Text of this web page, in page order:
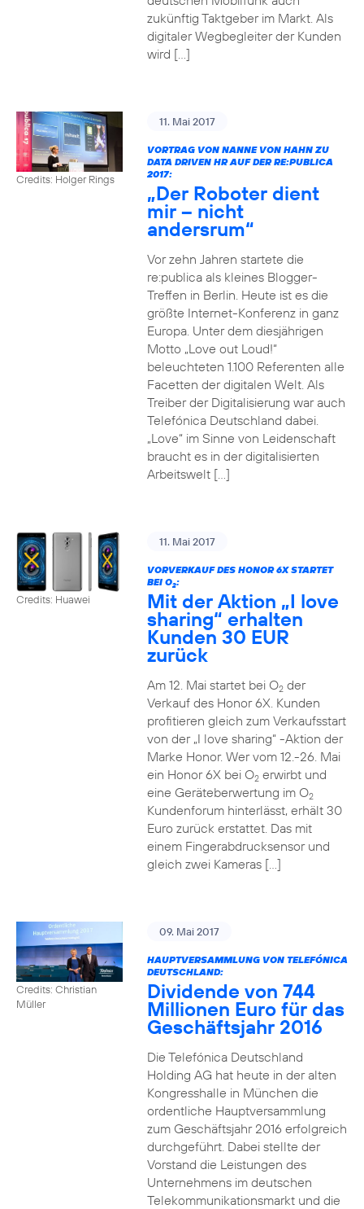
zukünftig Taktgeber im Markt. Als
digitaler Wegbegleiter der Kunden
wird […]
Credits: Holger Rings
11. Mai 2017
VORTRAG VON NANNE VON HAHN ZU
DATA DRIVEN HR AUF DER RE:PUBLICA
2017:
„Der Roboter dient
mir – nicht
andersrum“
Vor zehn Jahren startete die
re:publica als kleines Blogger-
Treffen in Berlin. Heute ist es die
größte Internet-Konferenz in ganz
Europa. Unter dem diesjährigen
Motto „Love out Loud!“
beleuchteten 1.100 Referenten alle
Facetten der digitalen Welt. Als
Treiber der Digitalisierung war auch
Telefónica Deutschland dabei.
„Love“ im Sinne von Leidenschaft
braucht es in der digitalisierten
Arbeitswelt […]
Credits: Huawei
11. Mai 2017
VORVERKAUF DES HONOR 6X STARTET
BEI O2:
Mit der Aktion „I love
sharing“ erhalten
Kunden 30 EUR
zurück
Am 12. Mai startet bei O2der
Verkauf des Honor 6X. Kunden
profitieren gleich zum Verkaufsstart
von der „I love sharing“ -Aktion der
Marke Honor. Wer vom 12.-26. Mai
ein Honor 6X bei O2erwirbt und
eine Geräteberwertung im O2
Kundenforum hinterlässt, erhält 30
Euro zurück erstattet. Das mit
einem Fingerabdrucksensor und
gleich zwei Kameras […]
Credits: Christian
Müller
09. Mai 2017
HAUPTVERSAMMLUNG VON TELEFÓNICA
DEUTSCHLAND:
Dividende von 744
Millionen Euro für das
Geschäftsjahr 2016
Die Telefónica Deutschland
Holding AG hat heute in der alten
Kongresshalle in München die
ordentliche Hauptversammlung
zum Geschäftsjahr 2016 erfolgreich
durchgeführt. Dabei stellte der
Vorstand die Leistungen des
Unternehmens im deutschen
Telekommunikationsmarkt und die